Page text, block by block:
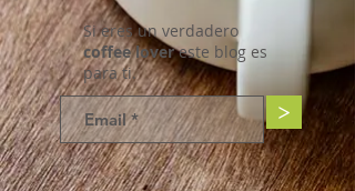
Si eres un verdadero
coffee lovereste blog es
para ti.
>